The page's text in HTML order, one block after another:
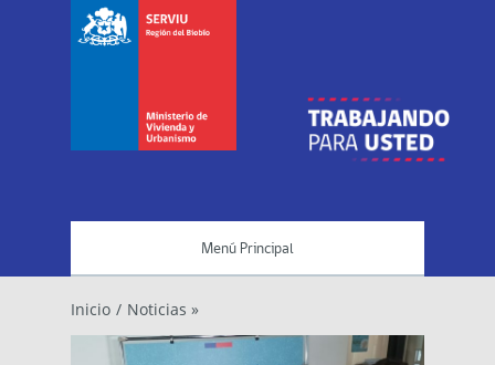
Menú Principal
Inicio / Noticias »